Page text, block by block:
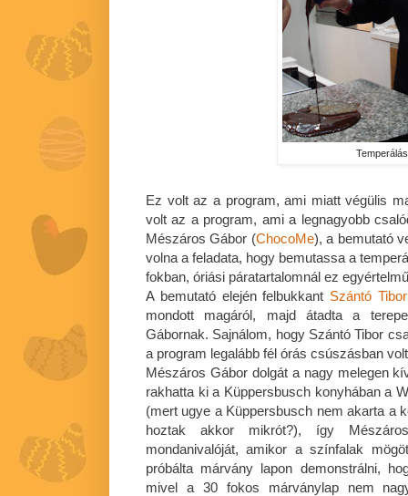
Temperálás
Ez volt az a program, ami miatt végülis
volt az a program, ami a legnagyobb
Mészáros Gábor (ChocoMe), a bemutató
volna a feladata, hogy bemutassa a
fokban, óriási páratartalomnál ez
A bemutató elején felbukkant Szántó Tibor
mondott magáról, majd átadta a
Gábornak. Sajnálom, hogy Szántó Tibor
a program legalább fél órás csúszásban
Mészáros Gábor dolgát a nagy melegen
rakhatta ki a Küppersbusch konyhában a
(mert ugye a Küppersbusch nem akarta a
hoztak akkor mikrót?), így
mondanivalóját, amikor a színfalak
próbálta márvány lapon demonstrálni,
mivel a 30 fokos márványlap nem